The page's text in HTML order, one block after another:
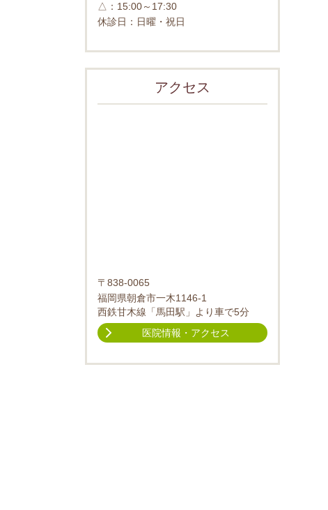
△：15:00～17:30
休診日：日曜・祝日
アクセス
〒838-0065
福岡県朝倉市一木1146-1
西鉄甘木線「馬田駅」より車で5分
医院情報・アクセス